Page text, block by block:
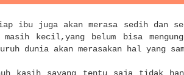
ibu juga akan merasa sedih dan
kecil,yang belum bisa
dunia akan merasakan hal yang